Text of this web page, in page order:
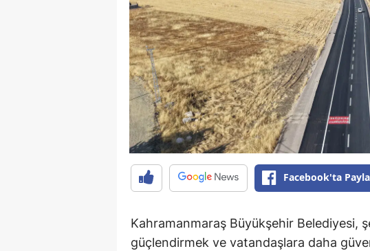
Facebook'ta
Kahramanmaraş Büyükşehir Belediyesi,
güçlendirmek ve vatandaşlara daha